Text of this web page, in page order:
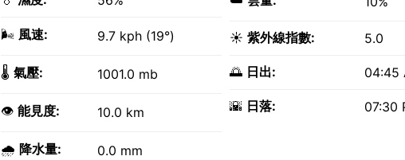
🌬️ 風速: 9.7 kph (19°)
🌡️ 氣壓: 1001.0 mb
👁️ 能見度: 10.0 km
🌧️ 降水量: 0.0 mm
☀️ 紫外線指數: 5.0
🌅 日出: 04:45
🌇 日落: 07:30